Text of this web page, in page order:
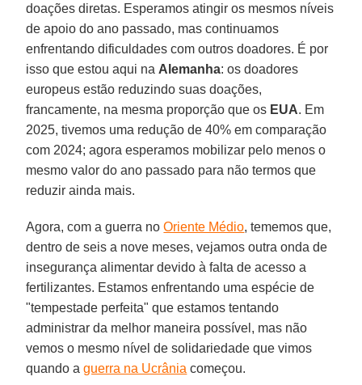
doações diretas. Esperamos atingir os mesmos níveis
de apoio do ano passado, mas continuamos
enfrentando dificuldades com outros doadores. É por
isso que estou aqui na Alemanha: os doadores
europeus estão reduzindo suas doações,
francamente, na mesma proporção que os EUA. Em
2025, tivemos uma redução de 40% em comparação
com 2024; agora esperamos mobilizar pelo menos o
mesmo valor do ano passado para não termos que
reduzir ainda mais.
Agora, com a guerra noOriente Médio, tememos que,
dentro de seis a nove meses, vejamos outra onda de
insegurança alimentar devido à falta de acesso a
fertilizantes. Estamos enfrentando uma espécie de
"tempestade perfeita" que estamos tentando
administrar da melhor maneira possível, mas não
vemos o mesmo nível de solidariedade que vimos
quando aguerra na Ucrânia começou.